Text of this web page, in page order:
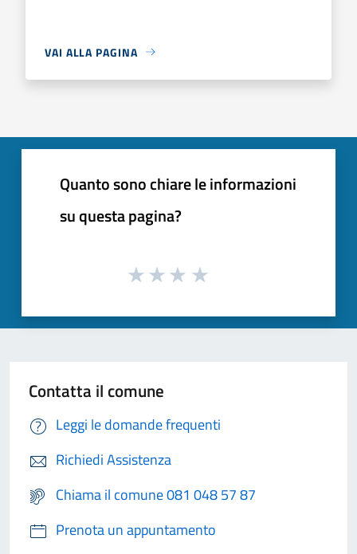
VAI ALLA PAGINA
Quanto sono chiare le informazioni
su questa pagina?
Contatta il comune
Leggi le domande frequenti
Richiedi Assistenza
Chiama il comune 081 048 57 87
Prenota un appuntamento